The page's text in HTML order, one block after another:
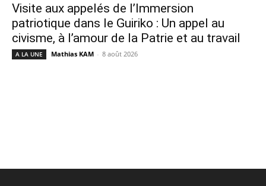
Visite aux appelés de l’Immersion
patriotique dans le Guiriko : Un appel au
civisme, à l’amour de la Patrie et au travail
A LA UNE Mathias KAM - 8 août 2026